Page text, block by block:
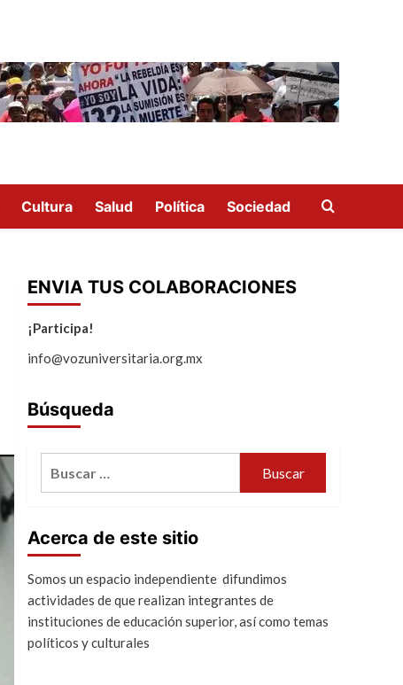
Cultura Salud Política Sociedad
ENVIA TUS COLABORACIONES
¡Participa!
info@vozuniversitaria.org.mx
Búsqueda
Acerca de este sitio
Somos un espacio independiente difundimos
actividades de que realizan integrantes de
instituciones de educación superior, así como temas
políticos y culturales